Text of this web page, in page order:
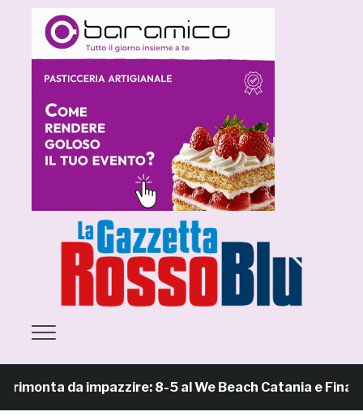
da impazzire: 8-5 al We Beach Catania e Finale